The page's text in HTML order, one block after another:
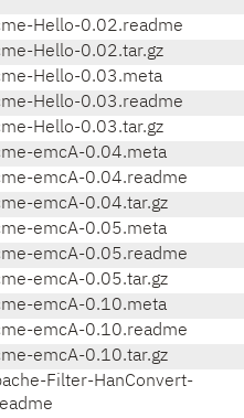
Hello-0.02.readme
Hello-0.02.tar.gz
Hello-0.03.meta
Hello-0.03.readme
Hello-0.03.tar.gz
emcA-0.04.meta
emcA-0.04.readme
emcA-0.04.tar.gz
emcA-0.05.meta
emcA-0.05.readme
emcA-0.05.tar.gz
emcA-0.10.meta
emcA-0.10.readme
emcA-0.10.tar.gz
Filter-HanConvert-